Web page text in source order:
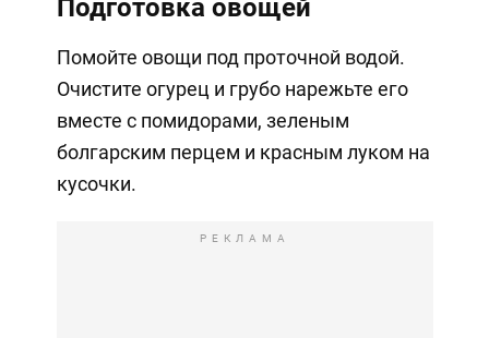
Подготовка овощей
Помойте овощи под проточной водой.
Очистите огурец и грубо нарежьте его
вместе с помидорами, зеленым
болгарским перцем и красным луком на
кусочки.
РЕКЛАМА